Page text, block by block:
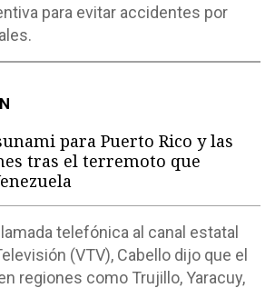
para evitar accidentes por
para Puerto Rico y las
tras el terremoto que
telefónica al canal estatal
(VTV), Cabello dijo que el
regiones como Trujillo, Yaracuy,